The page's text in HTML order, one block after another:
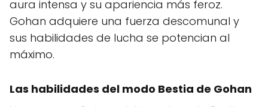
aura intensa y su apariencia más feroz.
Gohan adquiere una fuerza descomunal y
sus habilidades de lucha se potencian al
máximo.
Las habilidades del modo Bestia de Gohan